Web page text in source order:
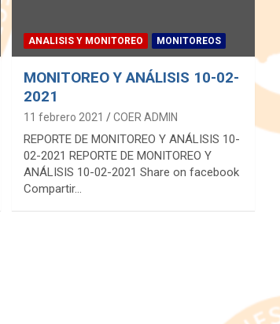
ANALISIS Y MONITOREO MONITOREOS
MONITOREO Y ANÁLISIS 10-02-
2021
11 febrero 2021 COER ADMIN
REPORTE DE MONITOREO Y ANÁLISIS 10-
02-2021 REPORTE DE MONITOREO Y
ANÁLISIS 10-02-2021 Share on facebook
Compartir…